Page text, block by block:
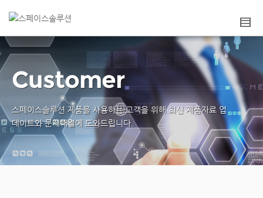
스페이스솔루션 제품을 사용하는 고객을 위해최신 제품자료 업
데이트와 문제해결에 도와드립니다.
Customer